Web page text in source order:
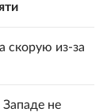
скорую из-за
Западе не